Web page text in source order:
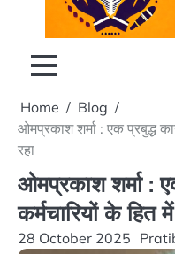
Home
Blog
ओमप्रकाश शर्मा : एक प्रबुद्ध
रहा
ओमप्रकाश शर्मा :
कर्मचारियों के हित
28 October 2025